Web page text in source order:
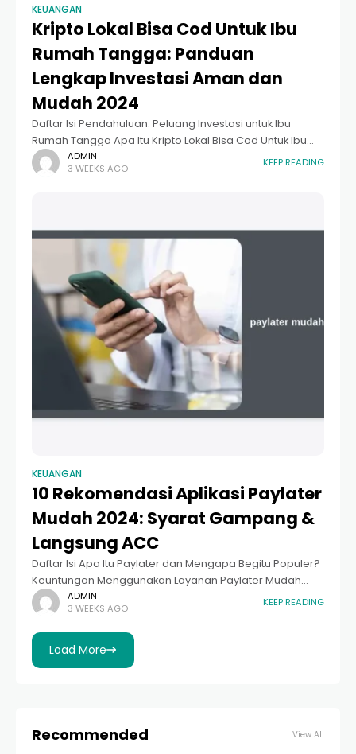
KEUANGAN
Kripto Lokal Bisa Cod Untuk Ibu
Rumah Tangga: Panduan
Lengkap Investasi Aman dan
Mudah 2024
Daftar Isi Pendahuluan: Peluang Investasi untuk Ibu
Rumah Tangga Apa Itu Kripto Lokal Bisa Cod Untuk Ibu
Rumah Tangga? Keuntungan Investasi Kripto Bagi Ibu
Rumah Tangga Memahami Mekanisme "COD" dalam
ADMIN
3 WEEKS AGO
KEEP READING
KEUANGAN
10 Rekomendasi Aplikasi Paylater
Mudah 2024: Syarat Gampang &
Langsung ACC
Daftar Isi Apa Itu Paylater dan Mengapa Begitu Populer?
Keuntungan Menggunakan Layanan Paylater Mudah
Rekomendasi Aplikasi Paylater Mudah dengan Limit
Besar Syarat Umum Pendaftaran Paylater Tips Agar
Pengajuan Paylater Mudah
ADMIN
3 WEEKS AGO
KEEP READING
Load More
Recommended View All